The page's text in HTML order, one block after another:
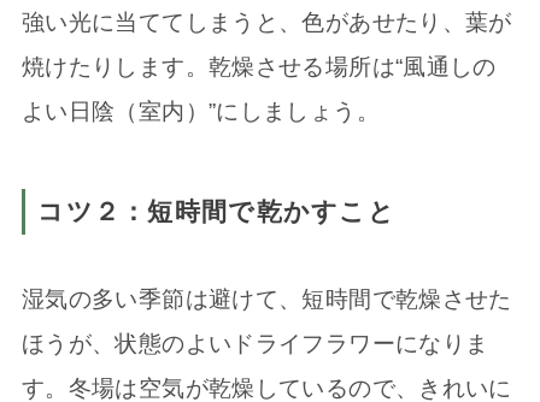
強い光に当ててしまうと、色があせたり、葉が
焼けたりします。乾燥させる場所は“風通しの
よい日陰（室内）”にしましょう。
コツ２：短時間で乾かすこと
湿気の多い季節は避けて、短時間で乾燥させた
ほうが、状態のよいドライフラワーになりま
す。冬場は空気が乾燥しているので、きれいに